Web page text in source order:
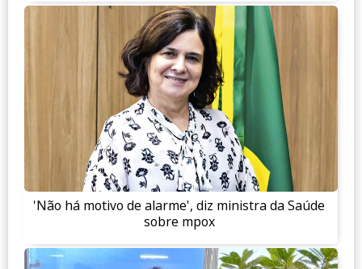
'Não há motivo de alarme', diz ministra da Saúde
sobre mpox